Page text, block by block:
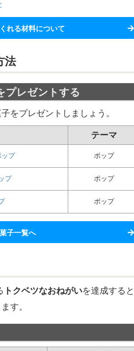
れる材料について
法
プレゼントする
をプレゼントしましょう。
テーマ
ップ ポップ
プ ポップ
ポップ
子一覧へ
トクベツなおねがいを達成すると
す。